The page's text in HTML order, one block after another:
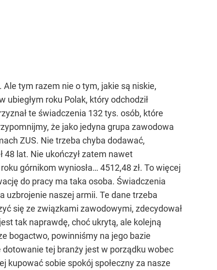
tym razem nie o tym, jakie są niskie,
ubiegłym roku Polak, który odchodził
te świadczenia 132 tys. osób, które
że jako jedyna grupa zawodowa
ZUS. Nie trzeba chyba dodawać,
48 lat. Nie ukończył zatem nawet
górnikom wyniosła… 4512,48 zł. To więcej
do pracy ma taka osoba. Świadczenia
uzbrojenie naszej armii. Te dane trzeba
się ze związkami zawodowymi, zdecydował
tak naprawdę, choć ukrytą, ale kolejną
bogactwo, powinniśmy na jego bazie
tej branży jest w porządku wobec
kupować sobie spokój społeczny za nasze